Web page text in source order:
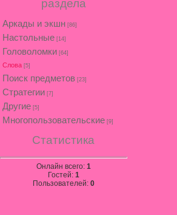
раздела
Аркады и экшн [86]
Настольные [14]
Головоломки [64]
Слова [5]
Поиск предметов [23]
Стратегии [7]
Другие [5]
Многопользовательские [9]
Статистика
Онлайн всего: 1
Гостей: 1
Пользователей: 0